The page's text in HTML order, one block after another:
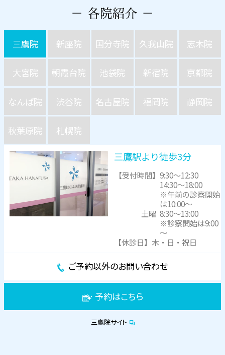
三鷹院 新座院 国分寺院 久我山院 志木院
大宮院 朝霞台院 池袋院 新宿院 京都院
なんば院 渋谷院 名古屋院 福岡院 静岡院
秋葉原院 札幌院
三鷹駅より徒歩3分
【受付時間】9:30～12:30
14:30～18:00
※午前の診察開始
は10:00～
土曜 8:30～13:00
※診察開始は9:00
～
【休診日】木・日・祝日
ご予約以外のお問い合わせ
予約はこちら
三鷹院サイト